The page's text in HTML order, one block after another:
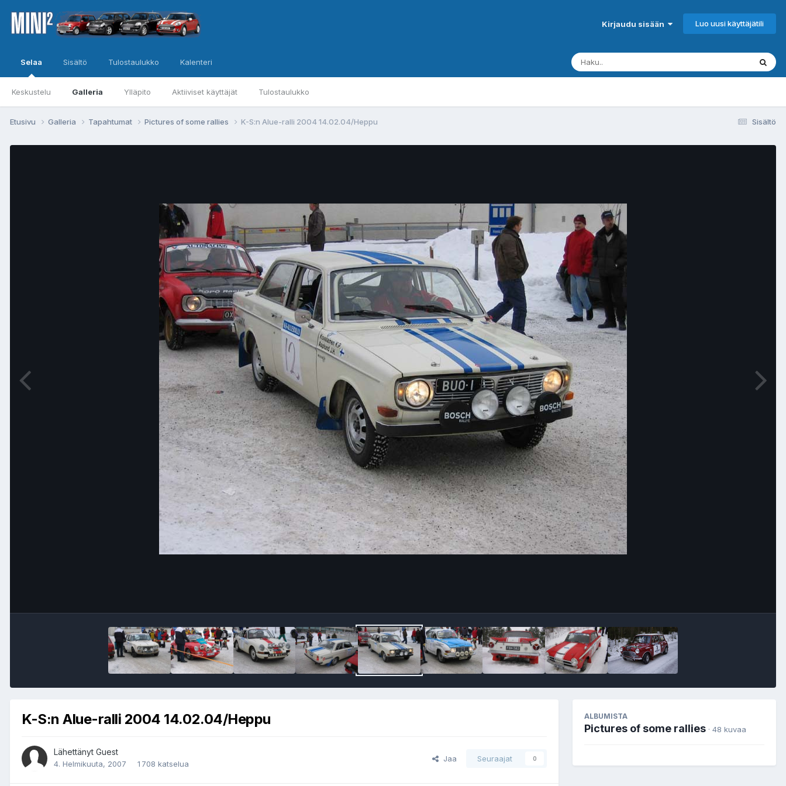
Kirjaudu sisään Luo uusi käyttäjätili
Selaa
Keskustelu Galleria Ylläpito Aktiiviset käyttäjät Tulostaulukko
Sisältö Tulostaulukko Kalenteri
Sisältö
Etusivu Galleria Tapahtumat Pictures of some rallies K-S:n Alue-ralli 2004 14.02.04/Heppu
K-S:n Alue-ralli 2004 14.02.04/Heppu
Lähettänyt Guest
4. Helmikuuta, 2007 1 708 katselua
Jaa Seuraajat 0
ALBUMISTA
Pictures of some rallies · 48 kuvaa